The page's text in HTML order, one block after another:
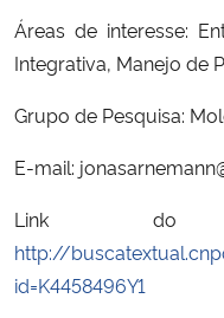
Áreas de interesse:
Integrativa, Manejo de
Grupo de Pesquisa:
E-mail:
Link do
http://
id=K4458496Y1